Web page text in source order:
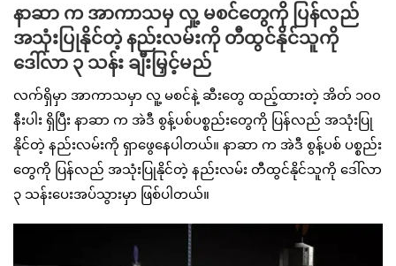
နာဆာ က အာကာသမှ လူ့ မစင်တွေကို ပြန်လည်
အသုံးပြုနိုင်တဲ့ နည်းလမ်းကို တီထွင်နိုင်သူကို
ဒေါ်လာ ၃ သန်း ချီးမြှင့်မည်
လက်ရှိမှာ အာကာသမှာ လူ့ မစင်နဲ့ ဆီးတွေ ထည့်ထားတဲ့ အိတ် ၁၀၀
နီးပါး ရှိပြီး နာဆာ က အဲဒီ စွန့်ပစ်ပစ္စည်းတွေကို ပြန်လည် အသုံးပြု
နိုင်တဲ့ နည်းလမ်းကို ရှာဖွေနေပါတယ်။ နာဆာ က အဲဒီ စွန့်ပစ် ပစ္စည်း
တွေကို ပြန်လည် အသုံးပြုနိုင်တဲ့ နည်းလမ်း တီထွင်နိုင်သူကို ဒေါ်လာ
၃ သန်းပေးအပ်သွားမှာ ဖြစ်ပါတယ်။